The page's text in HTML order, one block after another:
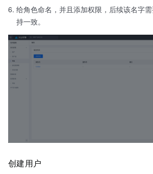
给角色命名，并且添加权限，后续该名字
持一致。
创建用户